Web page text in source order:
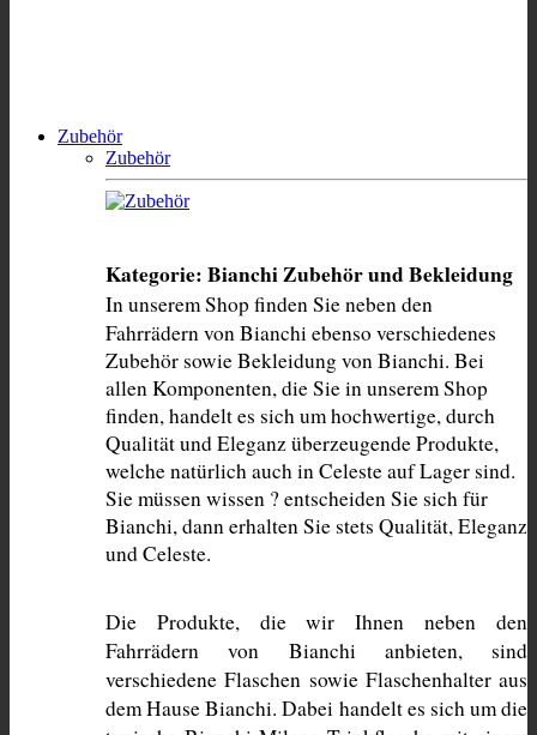
Zubehör
Zubehör
Kategorie: Bianchi Zubehör und Bekleidung
In unserem Shop finden Sie neben den
Fahrrädern von Bianchi ebenso verschiedenes
Zubehör sowie Bekleidung von Bianchi. Bei
allen Komponenten, die Sie in unserem Shop
finden, handelt es sich um hochwertige, durch
Qualität und Eleganz überzeugende Produkte,
welche natürlich auch in Celeste auf Lager sind.
Sie müssen wissen ? entscheiden Sie sich für
Bianchi, dann erhalten Sie stets Qualität, Eleganz
und Celeste.
Die Produkte, die wir Ihnen neben den
Fahrrädern von Bianchi anbieten, sind
verschiedene Flaschen sowie Flaschenhalter aus
dem Hause Bianchi. Dabei handelt es sich um die